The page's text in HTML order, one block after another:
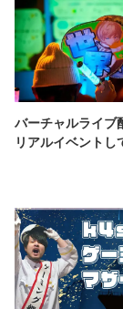
バーチャルライブ
リアルイベントし